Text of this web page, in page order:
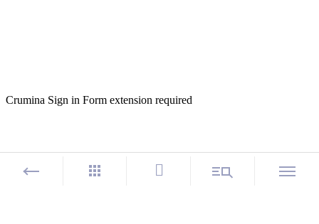
Crumina Sign in Form extension required